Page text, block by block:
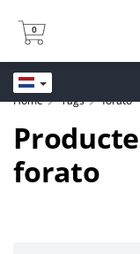
0
0
Home Tags forato
forato